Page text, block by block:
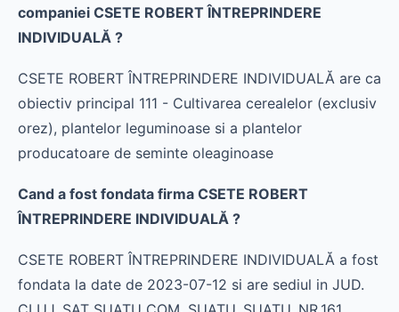
companiei CSETE ROBERT ÎNTREPRINDERE
INDIVIDUALĂ ?
CSETE ROBERT ÎNTREPRINDERE INDIVIDUALĂ are ca
obiectiv principal 111 - Cultivarea cerealelor (exclusiv
orez), plantelor leguminoase si a plantelor
producatoare de seminte oleaginoase
Cand a fost fondata firma CSETE ROBERT
ÎNTREPRINDERE INDIVIDUALĂ ?
CSETE ROBERT ÎNTREPRINDERE INDIVIDUALĂ a fost
fondata la date de 2023-07-12 si are sediul in JUD.